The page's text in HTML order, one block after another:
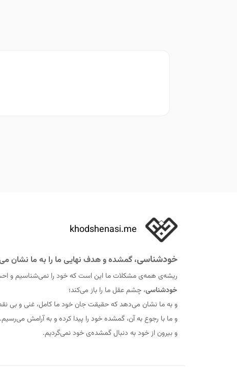
khodshenasi.me
خودشناسی، گمشده و هدف نهایی ما را به ما نشان
ریشه‌ی همه‌ی مشکلات ما این است که خود را نمی‌شناسیم و
خودشناسی، چشم عقل ما را باز می‌کند؛
و به ما نشان می‌دهد که حقيقت جان خود ما کامل، غنی و بی
و ما با رجوع به آن، گمشده خود را پيدا کرده و به آرامش می‌رسیم.
و بیرون از خود به دنبال گمشده‌ی خود نمی‌گردیم.